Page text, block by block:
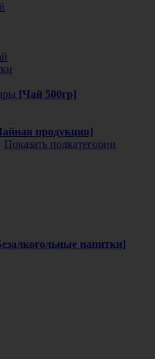
[Чай 500гр]
продукция]
Показать подкатегории
напитки]